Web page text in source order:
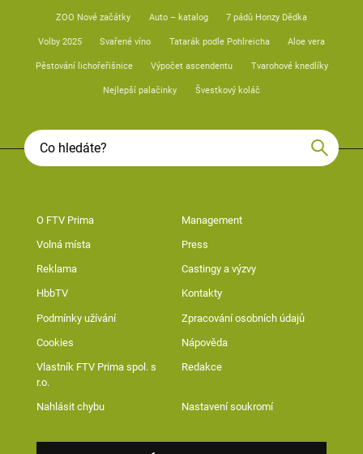
ZOO Nové začátky Auto – katalog 7 pádů Honzy Dědka
Volby 2025 Svařené víno Tatarák podle Pohlreicha Aloe vera
Pěstování lichořeřišnice Výpočet ascendentu Tvarohové knedlíky
Nejlepší palačinky Švestkový koláč
O FTV Prima Management
Volná místa Press
Reklama Castingy a výzvy
HbbTV Kontakty
Podmínky užívání Zpracování osobních údajů
Cookies Nápověda
Vlastník FTV Prima spol. s
r.o.
Redakce
Nahlásit chybu Nastavení soukromí